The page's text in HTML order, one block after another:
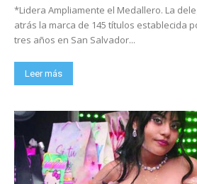
*Lidera Ampliamente el Medallero. La delegación mexicana dejó
atrás la marca de 145 títulos establecida
tres años en San Salvador...
Leer más